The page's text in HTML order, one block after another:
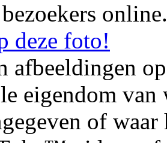
online.
deze foto!
afbeeldingen
eigendom
of